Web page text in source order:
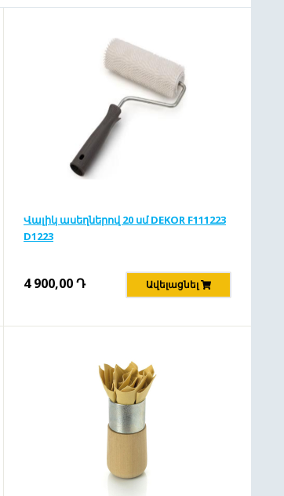
Վալիկ ասեղներով 20 սմ DEKOR F111223
D1223
4 900,00Դ Ավելացնել